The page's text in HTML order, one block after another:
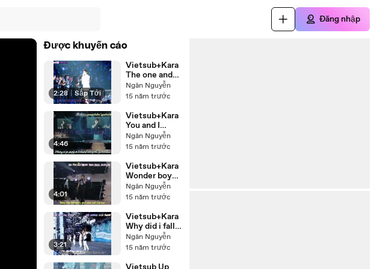
Đăng nhập
Được khuyến cáo
2:28 | Sắp Tới
Vietsub+Kara
The one and
only flower in
the world Hee
Hae Live
Ngân Nguyễn
15 năm trước
4:46
Vietsub+Kara
You and I
Super Junior
Live
Ngân Nguyễn
15 năm trước
4:01
Vietsub+Kara
Wonder boy
Super Junior
Live
Ngân Nguyễn
15 năm trước
3:21
Vietsub+Kara
Why did i fall
in love with
you DBSK
Ngân Nguyễn
15 năm trước